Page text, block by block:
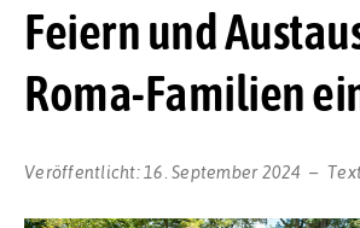
Feiern und
Roma-Familien
Veröffentlicht: 16. September 2024